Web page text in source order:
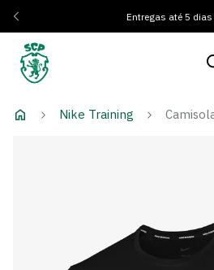
Entregas até 5
Nike Training